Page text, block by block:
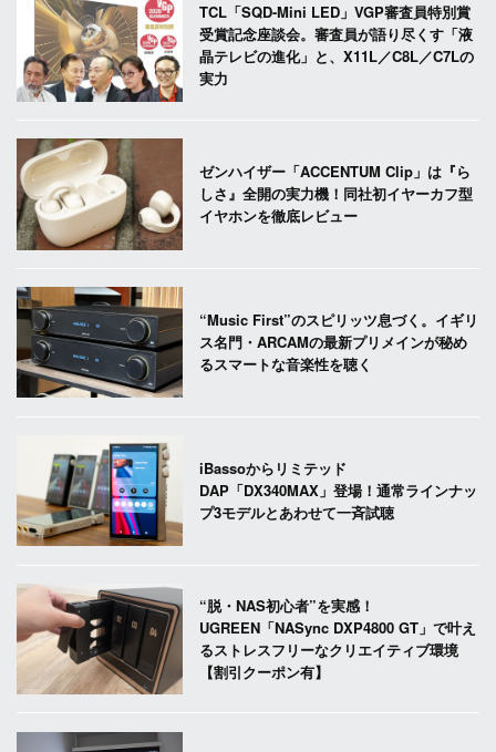
TCL「SQD-Mini LED」VGP審査員特別賞
受賞記念座談会。審査員が語り尽くす「液
晶テレビの進化」と、X11L／C8L／C7Lの
実力
ゼンハイザー「ACCENTUM Clip」は『ら
しさ』全開の実力機！同社初イヤーカフ型
イヤホンを徹底レビュー
“Music First”のスピリッツ息づく。イギリ
ス名門・ARCAMの最新プリメインが秘め
るスマートな音楽性を聴く
iBassoからリミテッド
DAP「DX340MAX」登場！通常ラインナッ
プ3モデルとあわせて一斉試聴
“脱・NAS初心者”を実感！
UGREEN「NASync DXP4800 GT」で叶え
るストレスフリーなクリエイティブ環境
【割引クーポン有】